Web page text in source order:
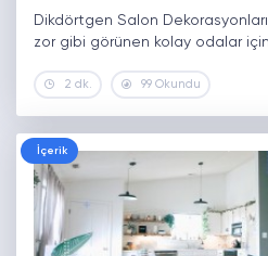
Dikdörtgen Salon
zor gibi görünen kolay odalar
2 dk. 99 Okundu
İçerik